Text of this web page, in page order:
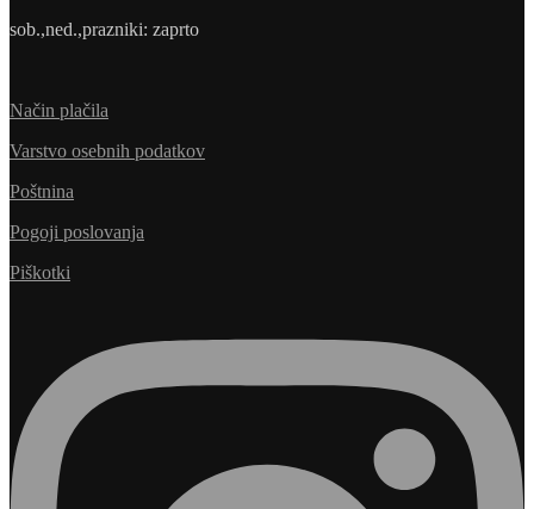
sob.,ned.,prazniki: zaprto
Način plačila
Varstvo osebnih podatkov
Poštnina
Pogoji poslovanja
Piškotki